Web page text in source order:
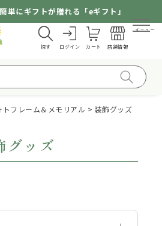
単にギフトが贈れる「eギフト」
探す ログイン カート 店舗情報
メニュー
トフレーム＆メモリアル 装飾グッズ
グッズ